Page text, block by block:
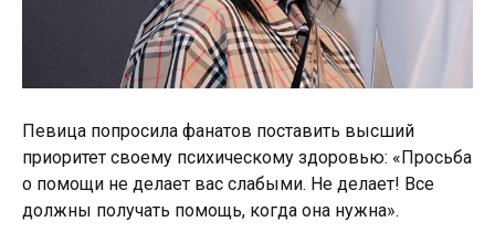
Певица попросила фанатов поставить высший
приоритет своему психическому здоровью: «Просьба
о помощи не делает вас слабыми. Не делает! Все
должны получать помощь, когда она нужна».